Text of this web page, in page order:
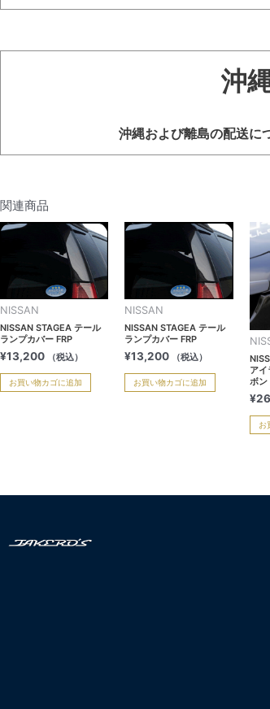
沖
沖縄および離島の配送に
関連商品
NISSAN
NISSAN STAGEA テール
ランプカバー FRP
¥13,200 （税込）
お買い物カゴに追加
NISSAN
NISSAN STAGEA テール
ランプカバー FRP
¥13,200 （税込）
お買い物カゴに追加
ア
ボン
¥
お